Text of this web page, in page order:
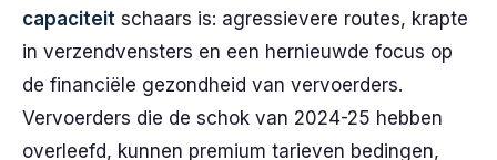
capaciteit schaars is: agressievere routes, krapte
in verzendvensters en een hernieuwde focus op
de financiële gezondheid van vervoerders.
Vervoerders die de schok van 2024-25 hebben
overleefd, kunnen premium tarieven bedingen,